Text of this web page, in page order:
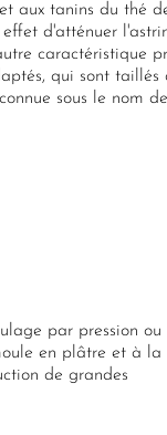
aux tanins du thé
d'atténuer
caractéristique
qui sont taillés
sous le nom
par pression ou
en plâtre et à la
de grandes